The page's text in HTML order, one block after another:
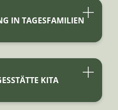
IN TAGESFAMILIEN
KITA